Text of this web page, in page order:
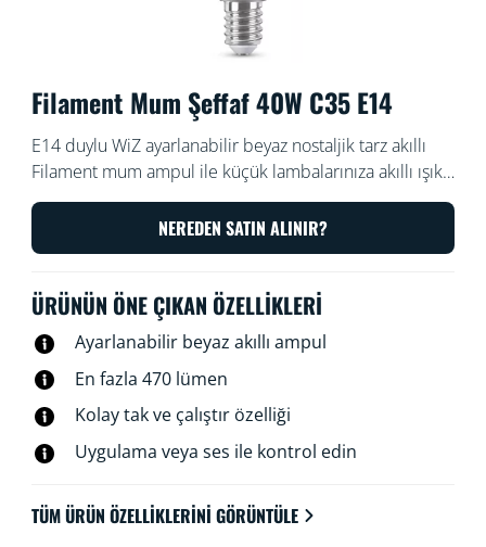
Filament Mum Şeffaf 40W C35 E14
E14 duylu WiZ ayarlanabilir beyaz nostaljik tarz akıllı
Filament mum ampul ile küçük lambalarınıza akıllı ışık
ekleyin. Karartmak ve aydınlatmak için WiZ
uygulamasıyla veya sesinizle kumanda edin veya Wi-Fi
kurulumlarında önceden ayarlanmış ışık modlarını
NEREDEN SATIN ALINIR?
ÜRÜNÜN ÖNE ÇIKAN ÖZELLIKLERI
Ayarlanabilir beyaz akıllı ampul
En fazla 470 lümen
Kolay tak ve çalıştır özelliği
Uygulama veya ses ile kontrol edin
TÜM ÜRÜN ÖZELLIKLERINI GÖRÜNTÜLE